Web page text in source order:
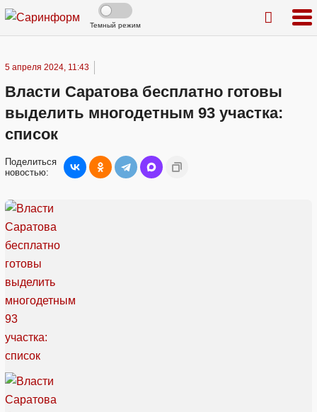
Темный режим
5 апреля 2024, 11:43
Власти Саратова бесплатно готовы
выделить многодетным 93 участка:
список
Поделиться
новостью: